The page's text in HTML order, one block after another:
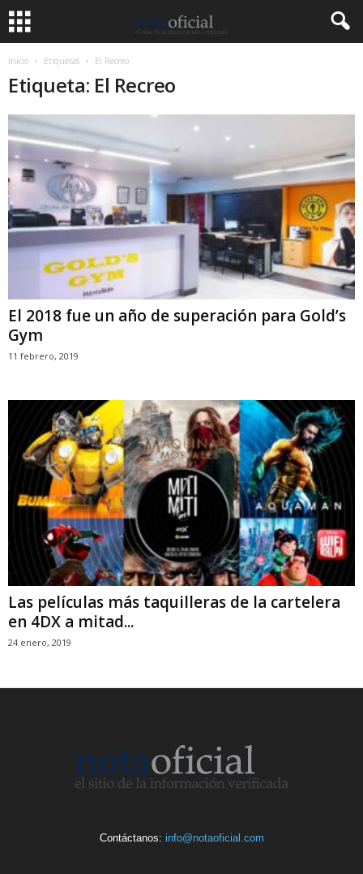
Inicio Etiquetas El Recreo
Etiqueta: El Recreo
El 2018 fue un año de superación para Gold’s
Gym
11 febrero, 2019
Las películas más taquilleras de la cartelera
en 4DX a mitad...
24 enero, 2019
Contáctanos: info@notaoficial.com